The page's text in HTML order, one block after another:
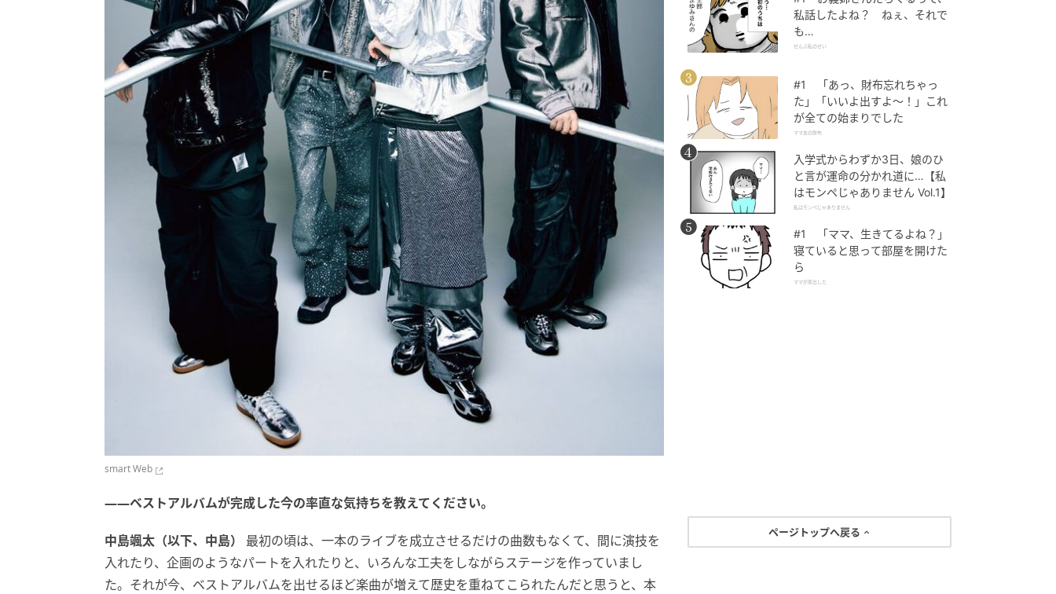
smart Web
――ベストアルバムが完成した今の率直な気持ちを教えてください。
中島颯太（以下、中島） 最初の頃は、一本のライブを成立させるだけの曲数もなくて、間に演技を
入れたり、企画のようなパートを入れたりと、いろんな工夫をしながらステージを作っていまし
た。それが今、ベストアルバムを出せるほど楽曲が増えて歴史を重ねてこられたんだと思うと、本
私話したよね？ ねぇ、それで
も…
ぜんぶ私のせい
#1 「あっ、財布忘れちゃっ
た」「いいよ出すよ〜！」これ
が全ての始まりでした
ママ友の財布
入学式からわずか3日、娘のひ
と言が運命の分かれ道に…【私
はモンペじゃありません Vol.1】
私はモンペじゃありません
#1 「ママ、生きてるよね？」
寝ていると思って部屋を開けた
ら
ママが家出した
ページトップへ戻る